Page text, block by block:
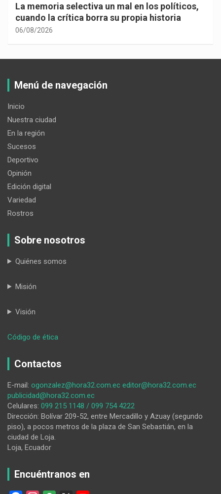
La memoria selectiva un mal en los políticos,
cuando la crítica borra su propia historia
06/08/2026
Menú de navegación
Inicio
Nuestra ciudad
En la región
Sucesos
Deportivo
Opinión
Edición digital
Variedad
Rostros
Sobre nosotros
Quiénes somos
Misión
Visión
Código de ética
Contactos
E-mail: ogonzalez@hora32.com.ec editor@hora32.com.ec
publicidad@hora32.com.ec
Celulares: 099 215 1148 / 099 754 4222
Dirección: Bolívar 209-52, entre Mercadillo y Azuay (segundo
piso), a pocos metros de la plaza de San Sebastián, en la
ciudad de Loja.
Loja, Ecuador
Encuéntranos en